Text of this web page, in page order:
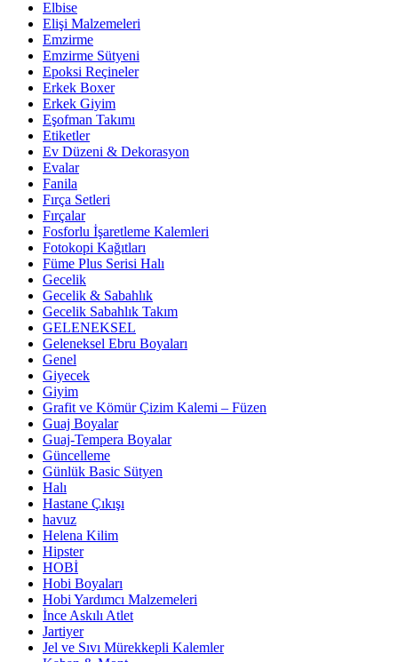
Elbise
Elişi Malzemeleri
Emzirme
Emzirme Sütyeni
Epoksi Reçineler
Erkek Boxer
Erkek Giyim
Eşofman Takımı
Etiketler
Ev Düzeni & Dekorasyon
Evalar
Fanila
Fırça Setleri
Fırçalar
Fosforlu İşaretleme Kalemleri
Fotokopi Kağıtları
Füme Plus Serisi Halı
Gecelik
Gecelik & Sabahlık
Gecelik Sabahlık Takım
GELENEKSEL
Geleneksel Ebru Boyaları
Genel
Giyecek
Giyim
Grafit ve Kömür Çizim Kalemi – Füzen
Guaj Boyalar
Guaj-Tempera Boyalar
Güncelleme
Günlük Basic Sütyen
Halı
Hastane Çıkışı
havuz
Helena Kilim
Hipster
HOBİ
Hobi Boyaları
Hobi Yardımcı Malzemeleri
İnce Askılı Atlet
Jartiyer
Jel ve Sıvı Mürekkepli Kalemler